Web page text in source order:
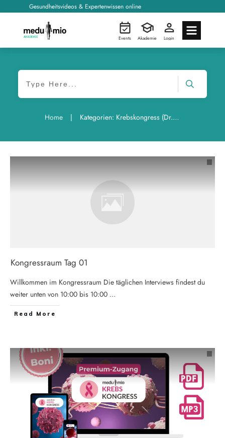
Gesundheitsvideos & Expertenwissen online
Events Akademie Login
Home | Kategorien: Krebskongress (Dr. Gloria Bormann)
Kongressraum Tag 01
Willkommen im Kongressraum Die täglichen Interviews findest du
weiter unten von 10:00 bis 10:00 ...
Read More